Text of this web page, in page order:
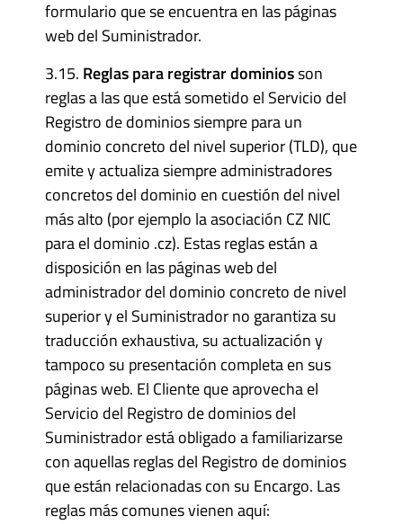
formulario que se encuentra en las páginas
web del Suministrador.
3.15. Reglas para registrar dominiosson
reglas a las que está sometido el Servicio del
Registro de dominios siempre para un
dominio concreto del nivel superior (TLD), que
emite y actualiza siempre administradores
concretos del dominio en cuestión del nivel
más alto (por ejemplo la asociación CZ NIC
para el dominio .cz). Estas reglas están a
disposición en las páginas web del
administrador del dominio concreto de nivel
superior y el Suministrador no garantiza su
traducción exhaustiva, su actualización y
tampoco su presentación completa en sus
páginas web. El Cliente que aprovecha el
Servicio del Registro de dominios del
Suministrador está obligado a familiarizarse
con aquellas reglas del Registro de dominios
que están relacionadas con su Encargo. Las
reglas más comunes vienen aquí: